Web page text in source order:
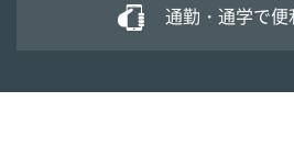
おもろま
古島駅
おもろま
古島駅
おもろま
古島駅
通勤・通学で